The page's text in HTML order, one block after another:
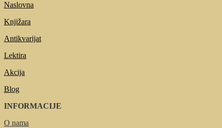
Naslovna
Knjižara
Antikvarijat
Lektira
Akcija
Blog
INFORMACIJE
O nama